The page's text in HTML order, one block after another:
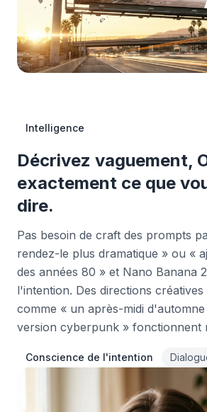
Intelligence
Décrivez vaguement,
exactement ce que
dire.
Pas besoin de craft des prompts
rendez-le plus dramatique » ou «
des années 80 » et Nano Banana
l'intention. Des directions créatives
comme « un après-midi
version cyberpunk » fonctionnent
Conscience de l'intention